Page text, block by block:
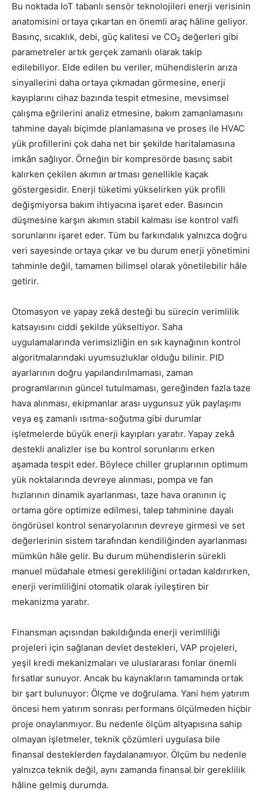
Bu noktada IoT tabanlı sensör teknolojileri enerji verisinin
anatomisini ortaya çıkartan en önemli araç hâline geliyor.
Basınç, sıcaklık, debi, güç kalitesi ve CO₂ değerleri gibi
parametreler artık gerçek zamanlı olarak takip
edilebiliyor. Elde edilen bu veriler, mühendislerin arıza
sinyallerini daha ortaya çıkmadan görmesine, enerji
kayıplarını cihaz bazında tespit etmesine, mevsimsel
çalışma eğrilerini analiz etmesine, bakım zamanlamasını
tahmine dayalı biçimde planlamasına ve proses ile HVAC
yük profillerini çok daha net bir şekilde haritalamasına
imkân sağlıyor. Örneğin bir kompresörde basınç sabit
kalırken çekilen akımın artması genellikle kaçak
göstergesidir. Enerji tüketimi yükselirken yük profili
değişmiyorsa bakım ihtiyacına işaret eder. Basıncın
düşmesine karşın akımın stabil kalması ise kontrol valfi
sorunlarını işaret eder. Tüm bu farkındalık yalnızca doğru
veri sayesinde ortaya çıkar ve bu durum enerji yönetimini
tahminle değil, tamamen bilimsel olarak yönetilebilir hâle
getirir.
Otomasyon ve yapay zekâ desteği bu sürecin verimlilik
katsayısını ciddi şekilde yükseltiyor. Saha
uygulamalarında verimsizliğin en sık kaynağının kontrol
algoritmalarındaki uyumsuzluklar olduğu bilinir. PID
ayarlarının doğru yapılandırılmaması, zaman
programlarının güncel tutulmaması, gereğinden fazla taze
hava alınması, ekipmanlar arası uygunsuz yük paylaşımı
veya eş zamanlı ısıtma-soğutma gibi durumlar
işletmelerde büyük enerji kayıpları yaratır. Yapay zekâ
destekli analizler ise bu kontrol sorunlarını erken
aşamada tespit eder. Böylece chiller gruplarının optimum
yük noktalarında devreye alınması, pompa ve fan
hızlarının dinamik ayarlanması, taze hava oranının iç
ortama göre optimize edilmesi, talep tahminine dayalı
öngörüsel kontrol senaryolarının devreye girmesi ve set
değerlerinin sistem tarafından kendiliğinden ayarlanması
mümkün hâle gelir. Bu durum mühendislerin sürekli
manuel müdahale etmesi gerekliliğini ortadan kaldırırken,
enerji verimliliğini otomatik olarak iyileştiren bir
mekanizma yaratır.
Finansman açısından bakıldığında enerji verimliliği
projeleri için sağlanan devlet destekleri, VAP projeleri,
yeşil kredi mekanizmaları ve uluslararası fonlar önemli
fırsatlar sunuyor. Ancak bu kaynakların tamamında ortak
bir şart bulunuyor: Ölçme ve doğrulama. Yani hem yatırım
öncesi hem yatırım sonrası performans ölçülmeden hiçbir
proje onaylanmıyor. Bu nedenle ölçüm altyapısına sahip
olmayan işletmeler, teknik çözümleri uygulasa bile
finansal desteklerden faydalanamıyor. Ölçüm bu nedenle
yalnızca teknik değil, aynı zamanda finansal bir gereklilik
hâline gelmiş durumda.